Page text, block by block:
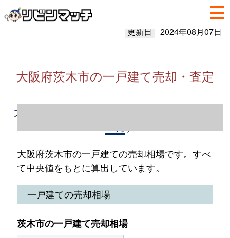
更新日 2024年08月07日
大阪府茨木市の一戸建て売却・査定
大阪府茨木市の一戸建て売却情報（2023年1
大阪府茨木市の一戸建ての売却相場です。すべ
て中央値をもとに算出しています。
一戸建ての売却相場
茨木市の一戸建て売却相場